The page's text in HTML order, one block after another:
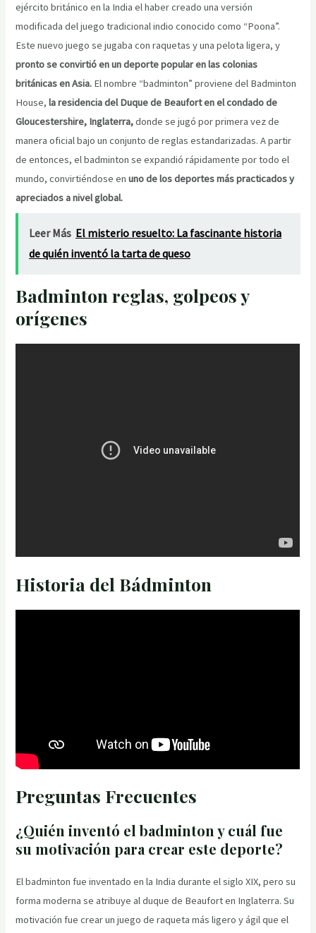
ejército británico en la India el haber creado una versión
modificada del juego tradicional indio conocido como “Poona”.
Este nuevo juego se jugaba con raquetas y una pelota ligera, y
pronto se convirtió en un deporte popular en las colonias
británicas en Asia. El nombre “badminton” proviene del Badminton
House,la residencia del Duque de Beaufort en el condado de
Gloucestershire, Inglaterra,donde se jugó por primera vez de
manera oficial bajo un conjunto de reglas estandarizadas. A partir
de entonces, el badminton se expandió rápidamente por todo el
mundo, convirtiéndose enuno de los deportes más practicados y
apreciados a nivel global.
Leer Más El misterio resuelto: La fascinante historia
de quién inventó la tarta de queso
Badminton reglas, golpeos y
orígenes
Historia del Bádminton
Preguntas Frecuentes
¿Quién inventó el badminton y cuál fue
su motivación para crear este deporte?
El badminton fue inventado en la India durante el siglo XIX, pero su
forma moderna se atribuye al duque de Beaufort en Inglaterra. Su
motivación fue crear un juego de raqueta más ligero y ágil que el